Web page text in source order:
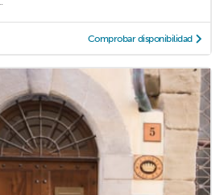
Comprobar disponibilidad